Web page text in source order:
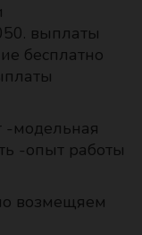
выплаты
бесплатно
-модельная
-опыт работы
возмещяем